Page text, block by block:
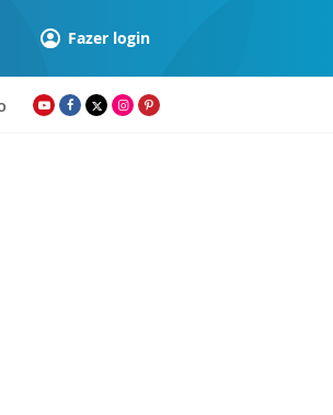
Fazer login